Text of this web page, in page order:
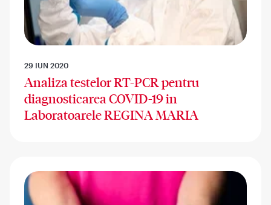
29 IUN 2020
Analiza testelor RT-PCR pentru
diagnosticarea COVID-19 in
Laboratoarele REGINA MARIA